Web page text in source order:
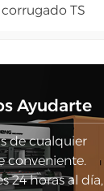
TS
Ayudarte
de cualquier
conveniente.
24 horas al día,